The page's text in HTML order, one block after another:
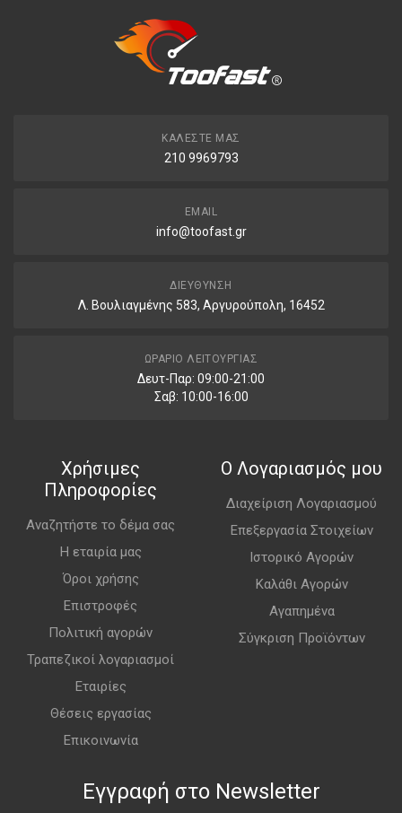
ΚΑΛΈΣΤΕ ΜΑΣ
210 9969793
EMAIL
info@toofast.gr
ΔΙΕΎΘΥΝΣΗ
Λ. Βουλιαγμένης 583, Αργυρούπολη, 16452
ΩΡΆΡΙΟ ΛΕΙΤΟΥΡΓΊΑΣ
Δευτ-Παρ: 09:00-21:00
Σαβ: 10:00-16:00
Χρήσιμες
Πληροφορίες
Αναζητήστε το δέμα σας
Η εταιρία μας
Όροι χρήσης
Επιστροφές
Πολιτική αγορών
Τραπεζικοί λογαριασμοί
Εταιρίες
Θέσεις εργασίας
Επικοινωνία
Ο Λογαριασμός μου
Διαχείριση Λογαριασμού
Επεξεργασία Στοιχείων
Ιστορικό Αγορών
Καλάθι Αγορών
Αγαπημένα
Σύγκριση Προϊόντων
Εγγραφή στο Newsletter